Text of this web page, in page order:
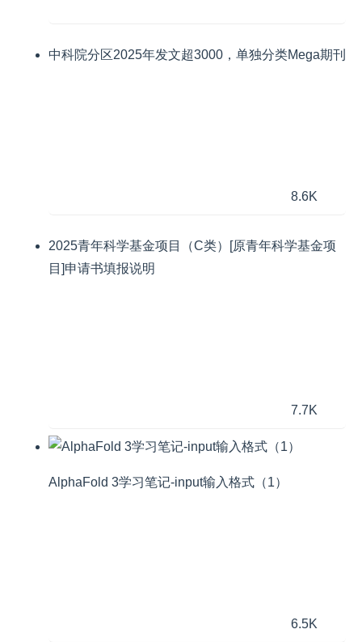
中科院分区2025年发文超3000，单独分类Mega期刊
8.6K
2025青年科学基金项目（C类）[原青年科学基金项
目]申请书填报说明
7.7K
AlphaFold 3学习笔记-input输入格式（1）
6.5K